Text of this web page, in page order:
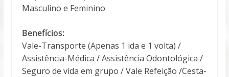
Masculino e Feminino
Benefícios:
Vale-Transporte (Apenas 1 ida e 1 volta) /
Assistência-Médica / Assistência Odontológica /
Seguro de vida em grupo / Vale Refeição /Cesta-